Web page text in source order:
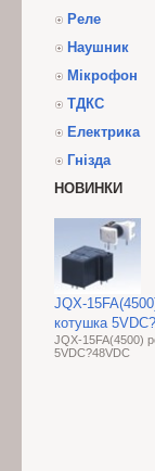
Реле
Наушник
Мікрофон
ТДКС
Електрика
Гнізда
НОВИНКИ
JQX-
котушка
JQX-15FA(4500)
5VDC?48VDC